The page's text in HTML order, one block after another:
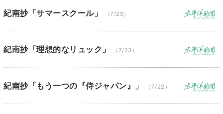
紀南抄「サマースクール」 （7/25）
紀南抄「理想的なリュック」 （7/23）
紀南抄「もう一つの『侍ジャパン』」 （7/22）